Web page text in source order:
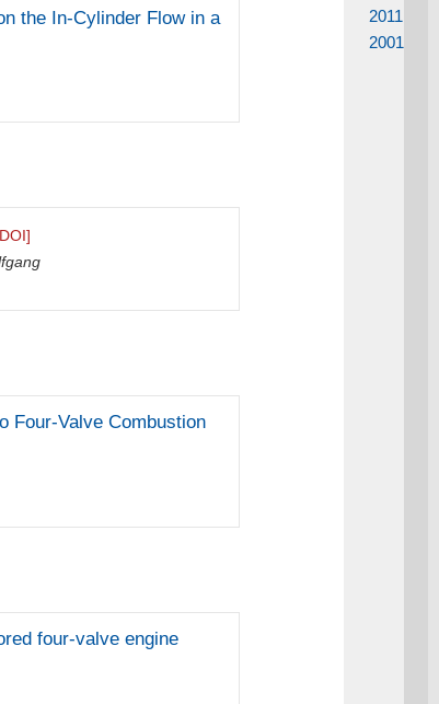
2011
2001
the In-Cylinder Flow in a
Four-Valve Combustion
four-valve engine